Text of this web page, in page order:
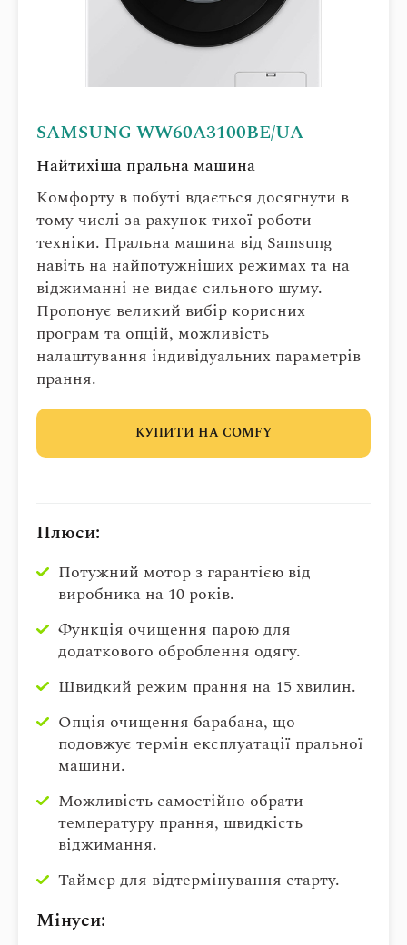
SAMSUNG WW60A3100BE/UA
Найтихіша пральна машина
Комфорту в побуті вдається досягнути в
тому числі за рахунок тихої роботи
техніки. Пральна машина від Samsung
навіть на найпотужніших режимах та на
віджиманні не видає сильного шуму.
Пропонує великий вибір корисних
програм та опцій, можливість
налаштування індивідуальних параметрів
прання.
КУПИТИ НА COMFY
Плюси:
Потужний мотор з гарантією від
виробника на 10 років.
Функція очищення парою для
додаткового оброблення одягу.
Швидкий режим прання на 15 хвилин.
Опція очищення барабана, що
подовжує термін експлуатації пральної
машини.
Можливість самостійно обрати
температуру прання, швидкість
віджимання.
Таймер для відтермінування старту.
Мінуси: